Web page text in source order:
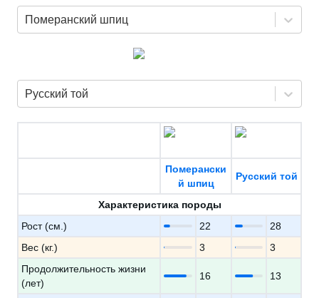
Померанский шпиц
Русский той
Померански
й шпиц
Русский той
Характеристика породы
Рост (см.)
22
28
Вес (кг.)
3
3
Продолжительность жизни
(лет)
16 13